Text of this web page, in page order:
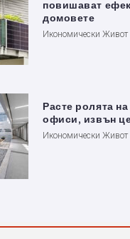
повишават
домовете
Икономически Живот
Расте ролята
офиси, извън
Икономически Живот